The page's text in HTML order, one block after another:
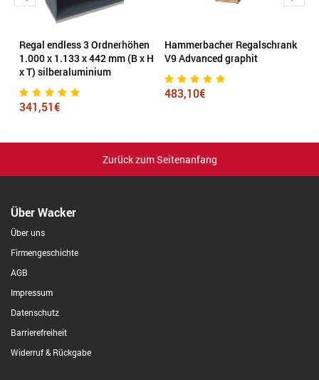
Regal endless 3 Ordnerhöhen
1.000 x 1.133 x 442 mm (B x H
x T) silberaluminium
341,51€
Hammerbacher Regalschrank
V9 Advanced graphit
483,10€
Zurück zum Seitenanfang
Über Wacker
Über uns
Firmengeschichte
AGB
Impressum
Datenschutz
Barrierefreiheit
Widerruf & Rückgabe